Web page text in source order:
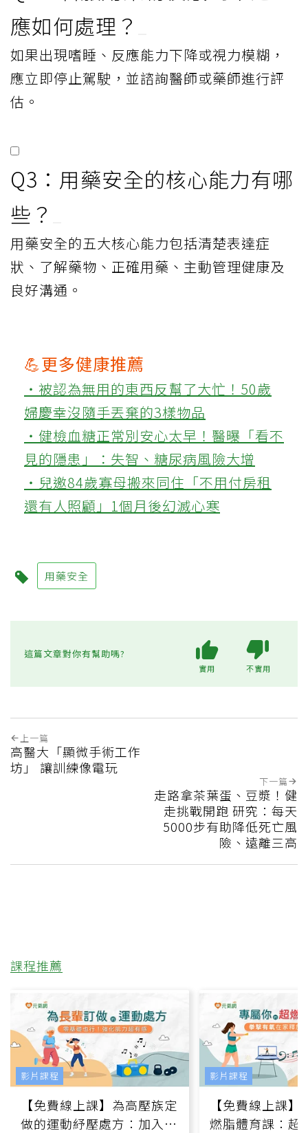
應如何處理？
如果出現嗜睡、反應能力下降或視力模糊，
應立即停止駕駛，並諮詢醫師或藥師進行評
估。
Q3：用藥安全的核心能力有哪
些？
用藥安全的五大核心能力包括清楚表達症
狀、了解藥物、正確用藥、主動管理健康及
良好溝通。
💪更多健康推薦
‧被認為無用的東西反幫了大忙！50歲
婦慶幸沒隨手丟棄的3樣物品
‧健檢血糖正常別安心太早！醫曝「看不
見的隱患」：失智、糖尿病風險大增
‧兒邀84歲寡母搬來同住「不用付房租
還有人照顧」1個月後幻滅心寒
用藥安全
這篇文章對你有幫助嗎?
實用 不實用
上一篇
高醫大「顯微手術工作
坊」 讓訓練像電玩
下一篇
走路拿茶葉蛋、豆漿！健
走挑戰開跑 研究：每天
5000步有助降低死亡風
險、遠離三高
課程推薦
【免費線上課】為高壓族定
做的運動紓壓處方：加入行
影片課程
【免費線上課
燃脂體育課：超
影片課程